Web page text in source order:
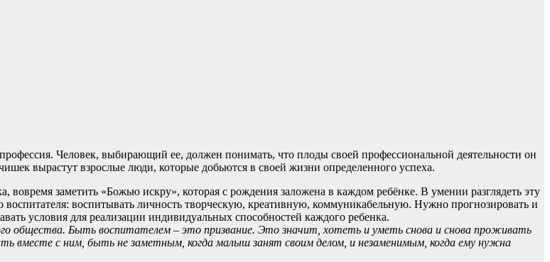
Человек, выбирающий ее, должен понимать, что плоды своей профессиональной деятельности он
вырастут взрослые люди, которые добьются в своей жизни определенного успеха.
вовремя заметить «Божью искру», которая с рождения заложена в каждом ребёнке. В умении разглядеть эту
воспитателя: воспитывать личность творческую, креативную, коммуникабельную. Нужно прогнозировать и
условия для реализации индивидуальных способностей каждого ребенка.
общества. Быть воспитателем – это призвание. Это значит, хотеть и уметь снова и снова проживать
вместе с ним, быть не заметным, когда малыш занят своим делом, и незаменимым, когда ему нужна